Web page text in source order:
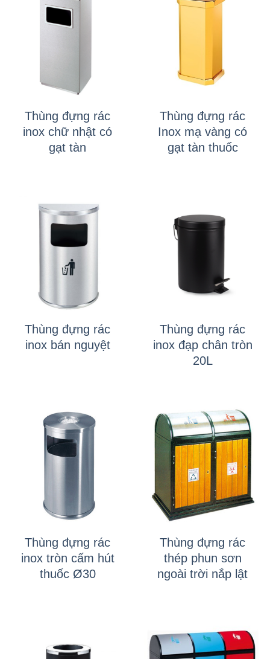
Thùng đựng rác
inox chữ nhật có
gạt tàn
Thùng đựng rác
Inox mạ vàng có
gạt tàn thuốc
Thùng đựng rác
inox bán nguyệt
Thùng đựng rác
inox đạp chân tròn
20L
Thùng đựng rác
inox tròn cấm hút
thuốc Ø30
Thùng đựng rác
thép phun sơn
ngoài trời nắp lật